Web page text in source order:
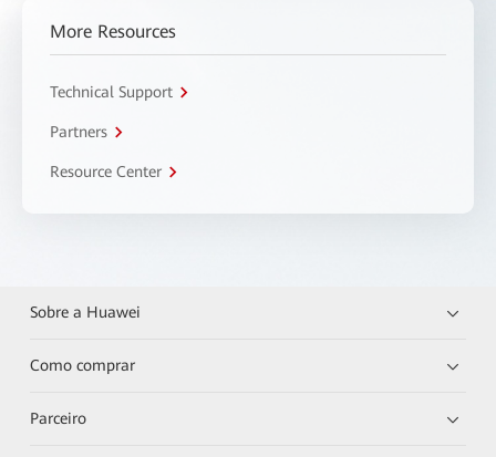
More Resources
Technical Support
Partners
Resource Center
Sobre a Huawei
Como comprar
Parceiro